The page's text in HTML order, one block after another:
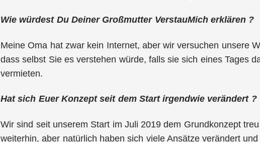
Wie würdest Du Deiner Großmutter VerstauMich erklären ?
Meine Oma hat zwar kein Internet, aber wir versuchen unsere
dass selbst Sie es verstehen würde, falls sie sich eines Tages
vermieten.
Hat sich Euer Konzept seit dem Start irgendwie verändert ?
Wir sind seit unserem Start im Juli 2019 dem Grundkonzept
weiterhin, aber natürlich haben sich viele Ansätze verändert